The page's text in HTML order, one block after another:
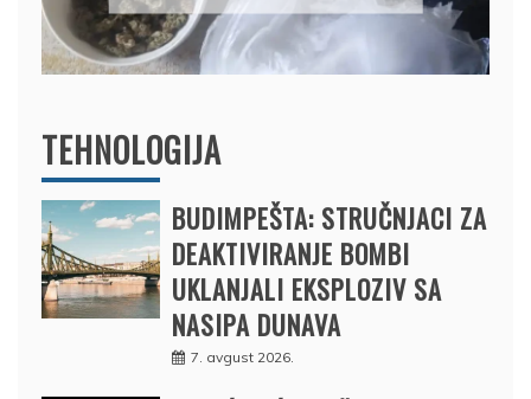
12. februar 2025.
TEHNOLOGIJA
BUDIMPEŠTA: STRUČNJACI ZA
DEAKTIVIRANJE BOMBI
UKLANJALI EKSPLOZIV SA
NASIPA DUNAVA
7. avgust 2026.